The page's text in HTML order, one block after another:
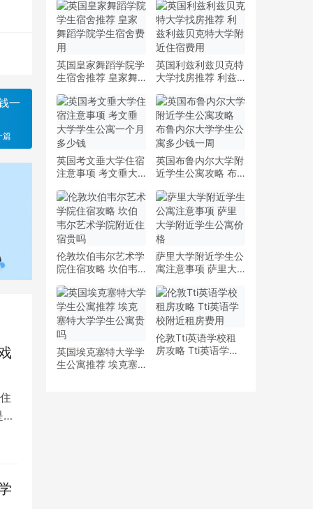
一
篇
戏剧演艺学院住宿一
个月多少钱
学院预科中心附近住
宿费用
英国皇家舞蹈学院学
生宿舍推荐 皇家舞
英国利兹利兹贝克特
大学找房推荐 利兹
住宿费用
英国考文垂大学住宿
注意事项 考文垂大
少钱
英国布鲁内尔大学附
近学生公寓攻略 布
多少钱一周
伦敦坎伯韦尔艺术学
院住宿攻略 坎伯韦
贵吗
萨里大学附近学生公
寓注意事项 萨里大
英国埃克塞特大学学
生公寓推荐 埃克塞
伦敦Tti英语学校租
房攻略 Tti英语学校